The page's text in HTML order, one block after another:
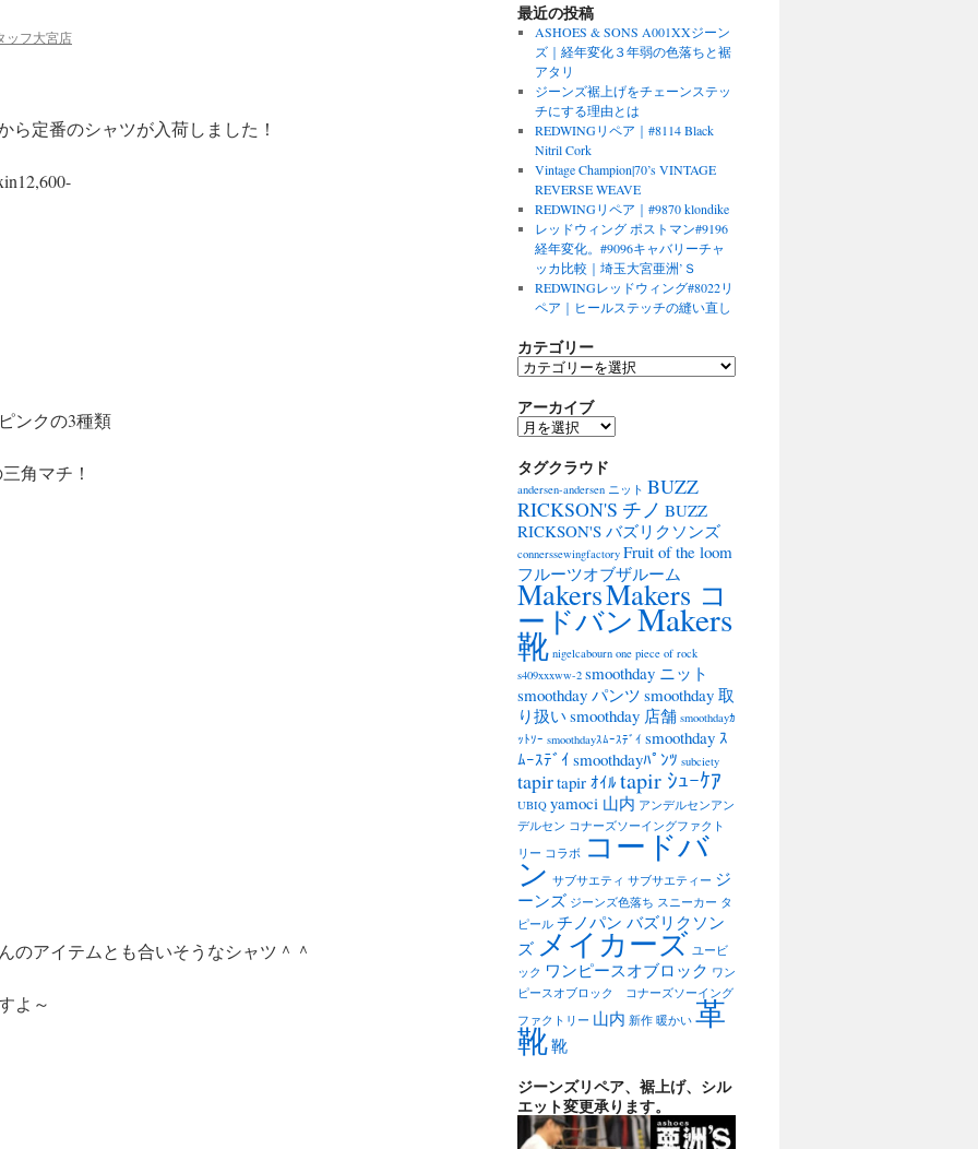
ッフ大宮店
定番のシャツが入荷しました！
ンクの3種類
角マチ！
のアイテムとも合いそうなシャツ＾＾
よ～
最近の投稿
ASHOES & SONS A001XXジーン
ズ｜経年変化３年弱の色落ちと裾
アタリ
ジーンズ裾上げをチェーンステッ
チにする理由とは
REDWINGリペア｜#8114 Black
Nitril Cork
Vintage Champion|70’s VINTAGE
REVERSE WEAVE
REDWINGリペア｜#9870 klondike
レッドウィング ポストマン#9196
経年変化。#9096キャバリーチャ
ッカ比較｜埼玉大宮亜洲’Ｓ
REDWINGレッドウィング#8022リ
ペア｜ヒールステッチの縫い直し
カテゴリー
カ
ゴ
リ
アーカイブ
ア
カ
イ
ブ
タグクラウド
andersen-andersen ニット BUZZ
RICKSON'S チノ BUZZ
RICKSON'S バズリクソンズ
connerssewingfactory Fruit of the loom
フルーツオブザルーム
MakersMakers コ
ードバンMakers
靴 nigelcabourn one piece of rock
s409xxxww-2 smoothday ニット
smoothday パンツ smoothday 取
り扱い smoothday 店舗 smoothdayｶ
ｯﾄｿｰ smoothdayｽﾑｰｽﾃﾞｲ smoothday ｽ
ﾑｰｽﾃﾞｲ smoothdayﾊﾟﾝﾂ subciety
tapirtapir ｵｲﾙ tapir ｼｭｰｹｱ
UBIQ yamoci 山内 アンデルセンアン
デルセン コナーズソーイングファクト
リー コラボ コードバ
ン サブサエティ サブサエティー ジ
ーンズ ジーンズ色落ち スニーカー タ
ピール チノパン バズリクソン
ズ メイカーズ ユービ
ック ワンピースオブロック ワン
ピースオブロック コナーズソーイング
ファクトリー 山内 新作 暖かい 革
靴靴
ジーンズリペア、裾上げ、シル
エット変更承ります。